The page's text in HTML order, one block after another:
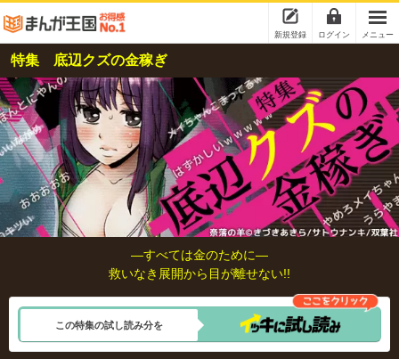
新規登録 ログイン メニュー
特集 底辺クズの金稼ぎ
―すべては金のために―
救いなき展開から目が離せない!!
この特集の試し読み分を